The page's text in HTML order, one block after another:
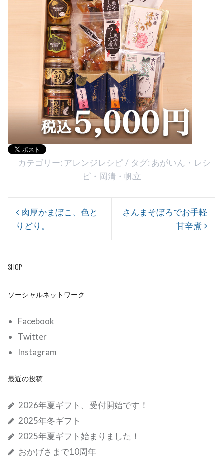
カテゴリー: アレンジレシピ タグ: あがいん ・ レシ
ピ・ 岡清・ 帆立
投
稿
ナ
ゲ
ー
シ
ョ
ン
肉厚かまぼこ、色と
りどり。
さんまそぼろでお手軽
甘辛煮
SHOP
ソーシャルネットワーク
Facebook
Twitter
Instagram
最近の投稿
2026年夏ギフト、受付開始です！
2025年冬ギフト
2025年夏ギフト始まりました！
おかげさまで10周年